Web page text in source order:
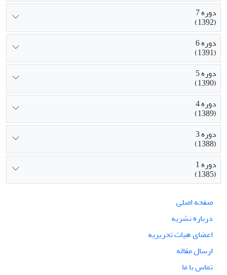
دوره 7
(1392)
دوره 6
(1391)
دوره 5
(1390)
دوره 4
(1389)
دوره 3
(1388)
دوره 1
(1385)
صفحه اصلی
درباره نشریه
اعضای هیات تحریریه
ارسال مقاله
تماس با ما